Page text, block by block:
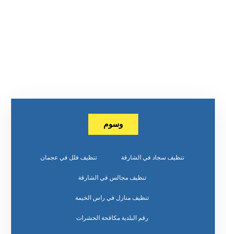
وسوم
تنظيف سجاد في الشارقة تنظيف فلل في عجمان
تنظيف مجالس في الشارقة
تنظيف منازل في راس الخيمة
رقم البلدية مكافحة الحشرات